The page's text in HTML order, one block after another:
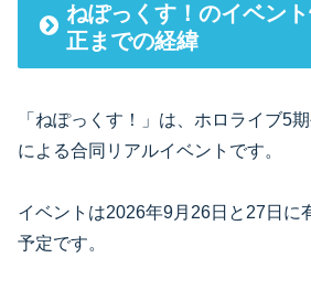
ねぽっくす！のイベン
正までの経緯
「ねぽっくす！」は、ホロライブ5
による合同リアルイベントです。
イベントは2026年9月26日と27日に
予定です。